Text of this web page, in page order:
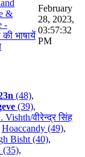
&
-
की भाषायें
February
28, 2023,
03:57:32
PM
(48),
(39),
Vishth/वीरेन्द्र सिंह
Hoaccandy (49),
Bisht (40),
(35),